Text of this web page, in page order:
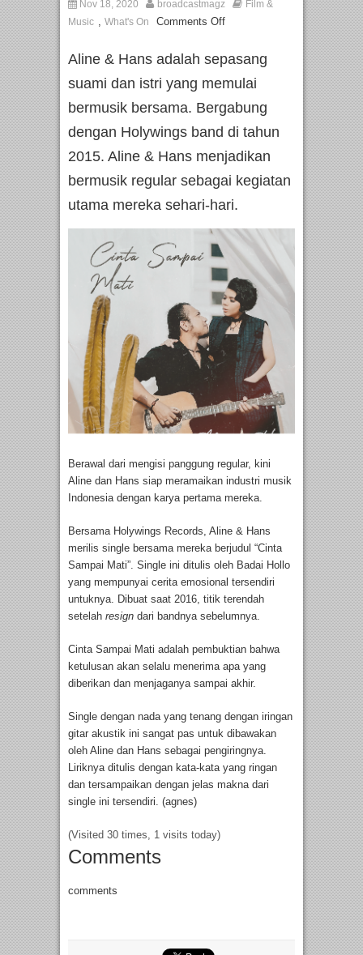
Nov 18, 2020 broadcastmagz
Film &
Music , What's On Comments Off
Aline & Hans adalah sepasang
suami dan istri yang memulai
bermusik bersama. Bergabung
dengan Holywings band di tahun
2015. Aline & Hans menjadikan
bermusik regular sebagai kegiatan
utama mereka sehari-hari.
Berawal dari mengisi panggung regular, kini
Aline dan Hans siap meramaikan industri musik
Indonesia dengan karya pertama mereka.
Bersama Holywings Records, Aline & Hans
merilis single bersama mereka berjudul “Cinta
Sampai Mati”. Single ini ditulis oleh Badai Hollo
yang mempunyai cerita emosional tersendiri
untuknya. Dibuat saat 2016, titik terendah
setelah resign dari bandnya sebelumnya.
Cinta Sampai Mati adalah pembuktian bahwa
ketulusan akan selalu menerima apa yang
diberikan dan menjaganya sampai akhir.
Single dengan nada yang tenang dengan iringan
gitar akustik ini sangat pas untuk dibawakan
oleh Aline dan Hans sebagai pengiringnya.
Liriknya ditulis dengan kata-kata yang ringan
dan tersampaikan dengan jelas makna dari
single ini tersendiri. (agnes)
(Visited 30 times, 1 visits today)
Comments
comments